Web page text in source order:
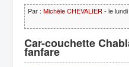
Par : Michèle CHEVALIER - le
Car-couchette
fanfare